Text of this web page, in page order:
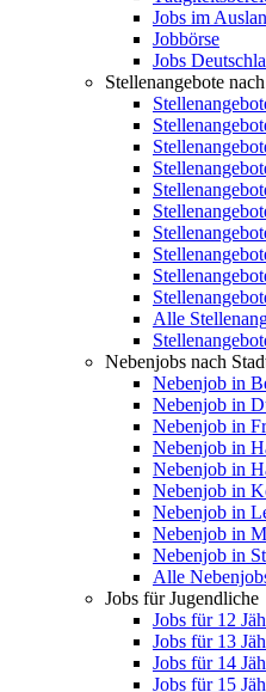
Jobs im
Jobbörse
Jobs
Stellenangebote
Alle
Nebenjobs nach
Nebenjob in
Nebenjob in
Nebenjob in
Nebenjob in
Nebenjob in
Nebenjob in
Nebenjob in
Nebenjob in
Nebenjob in
Alle
Jobs für Jugendliche
Jobs für 12
Jobs für 13
Jobs für 14
Jobs für 15